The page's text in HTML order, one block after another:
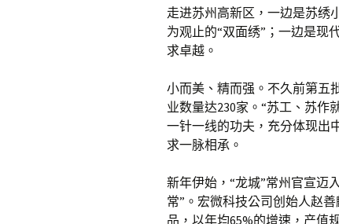
走进苏州高新区，一边是苏绣
为观止的“双面绣”；一边是现
求卓越。
小而美、精而强。不久前第五
业数量达230家。“苏工、苏作
一针一线的功夫，充分体现出
求一脉相承。
新年伊始，“龙城”常州官宣迈
常”。宏微科技公司创始人赵
品，以年均65%的增速，产值